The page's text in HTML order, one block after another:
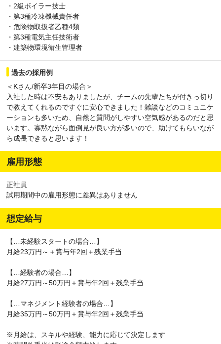
・2級ボイラー技士
・第3種冷凍機械責任者
・危険物取扱者乙種4類
・第3種電気主任技術者
・建築物環境衛生管理者
過去の採用例
＜Kさん/新卒3年目の場合＞
入社した時は不安もありましたが、チームの先輩たちが付きっ切り
で教えてくれるのですぐに安心できました！雑談などのコミュニケ
ーションも多いため、自然と質問がしやすい空気感があるのだと思
います。寡黙ながら面倒見が良い方が多いので、助けてもらいなが
ら成長できると思います！
雇用形態
正社員
試用期間中の雇用形態に差異はありません
想定給与
【…未経験スタートの場合…】
月給23万円～＋賞与年2回＋残業手当
【…経験者の場合…】
月給27万円～50万円＋賞与年2回＋残業手当
【…マネジメント経験者の場合…】
月給35万円～50万円＋賞与年2回＋残業手当
※月給は、スキルや経験、能力に応じて決定します